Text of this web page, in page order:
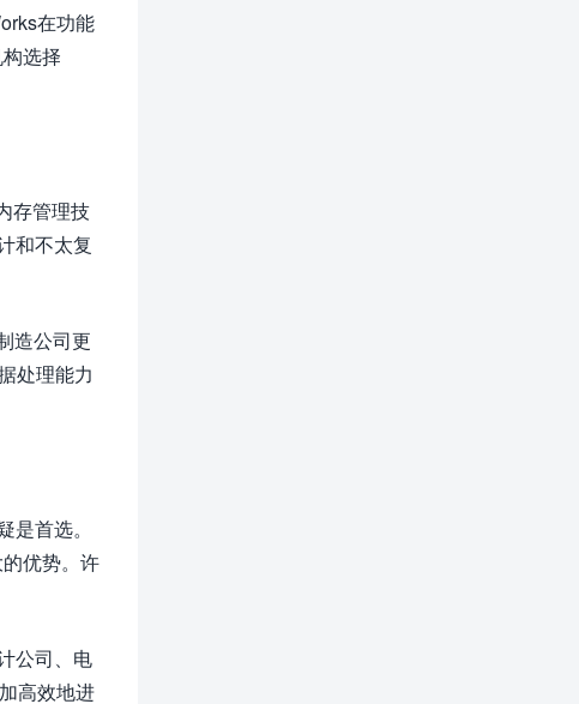
在功能
选择
存管理技
和不太复
造公司更
处理能力
首选。
优势。许
公司、电
高效地进